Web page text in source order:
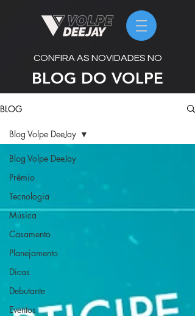
CONFIRA AS NOVIDADES NO
BLOG DO VOLPE
BLOG
Blog Volpe DeeJay
Prêmio
Tecnologia
Música
Casamento
Planejamento
Dicas
Debutante
Eventos
Blog Volpe DeeJay